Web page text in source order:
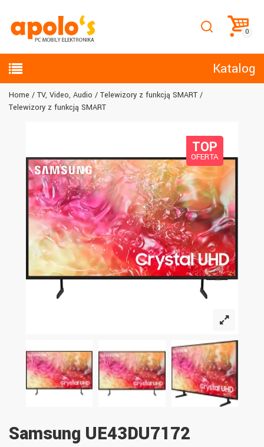
Katalog
Home TV, Video, Audio
Telewizory z funkcją SMART
Telewizory z funkcją SMART
TOP
OFERTA
Samsung UE43DU7172